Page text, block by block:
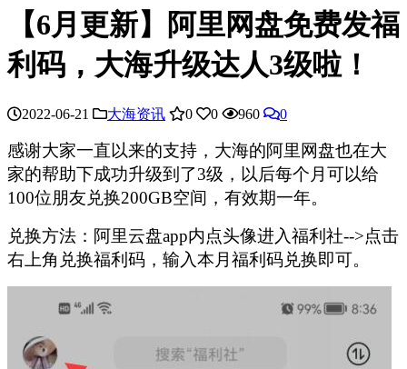
【6月更新】阿里网盘免费发福
利码，大海升级达人3级啦！
2022-06-21 大海资讯 0 0 960 0
感谢大家一直以来的支持，大海的阿里网盘也在大
家的帮助下成功升级到了3级，以后每个月可以给
100位朋友兑换200GB空间，有效期一年。
兑换方法：阿里云盘app内点头像进入福利社-->点击
右上角兑换福利码，输入本月福利码兑换即可。